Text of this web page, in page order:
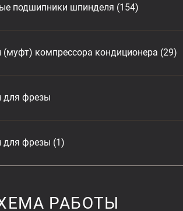
подшипники шпинделя (154)
компрессора кондиционера (29)
для фрезы
фрезы (1)
РАБОТЫ